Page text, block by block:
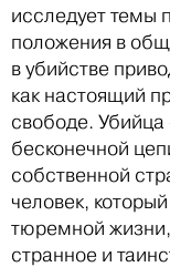
исследует темы
положения в
в убийстве
как настоящий
свободе.
бесконечной
собственной
человек,
тюремной жизни,
странное и